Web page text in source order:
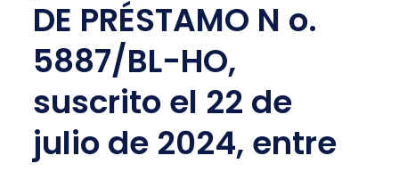
DE PRÉSTAMO N o.
5887/BL-HO,
suscrito el 22 de
julio de 2024, entre